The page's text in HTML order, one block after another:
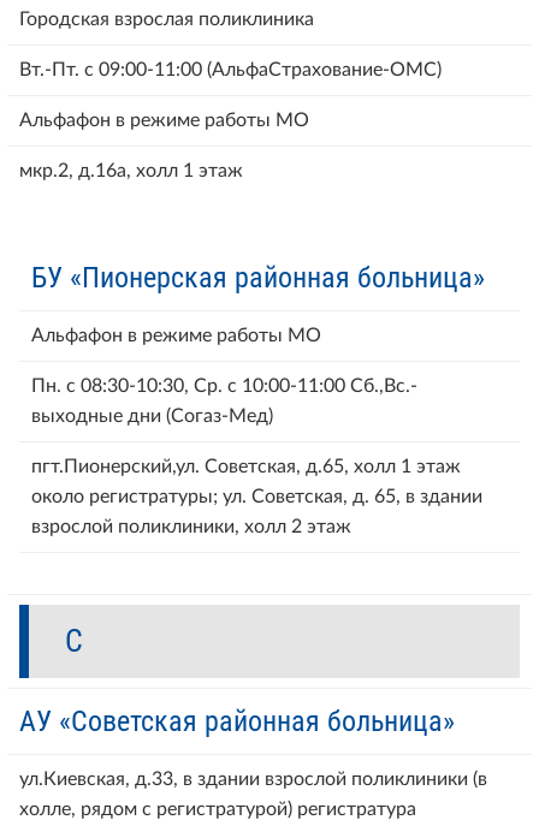
Городская взрослая поликлиника
Вт.-Пт. с 09:00-11:00 (АльфаСтрахование-ОМС)
Альфафон в режиме работы МО
мкр.2, д.16а, холл 1 этаж
БУ «Пионерская районная больница»
Альфафон в режиме работы МО
Пн. с 08:30-10:30, Ср. с 10:00-11:00 Сб.,Вс.-
выходные дни (Согаз-Мед)
пгт.Пионерский,ул. Советская, д.65, холл 1 этаж
около регистратуры; ул. Советская, д. 65, в здании
взрослой поликлиники, холл 2 этаж
С
АУ «Советская районная больница»
ул.Киевская, д.33, в здании взрослой поликлиники (в
холле, рядом с регистратурой) регистратура